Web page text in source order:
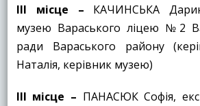
ІІІ місце – КАЧИНСЬКА
музею Вараського ліцею №2
ради Вараського району
Наталія, керівник музею)
ІІІ місце – ПАНАСЮК Софія,